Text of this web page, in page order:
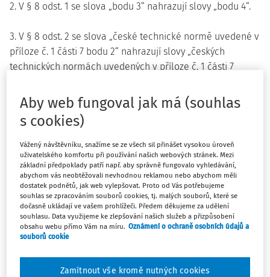
2. V § 8 odst. 1 se slova „bodu 3“ nahrazují slovy „bodu 4“.
3. V § 8 odst. 2 se slova „české technické normě uvedené v
příloze č. 1 části 7 bodu 2“ nahrazují slovy „českých
technických normách uvedených v příloze č. 1 části 7
4. V § 9 odstavec 1 zní:
ochraně osob, zvířat nebo majetku, musí být navrženo tak,
aby byla při požáru zajištěna dodávka elektrické energie
za podmínek stanovených českými technickými normami
uvedenými v příloze č. 1 části 1 bodech 1, 2 a 12 a části 4
bodu 1. Druhy a vlastnosti volně vedených vodičů a kabelů
elektrických rozvodů jsou uvedeny v příloze č. 2.“.
bezpečnostním značením podle české technické normy
Aby web fungoval jak má (souhlas
s cookies)
Vážený návštěvníku, snažíme se ze všech sil přinášet vysokou úroveň
uživatelského komfortu při používání našich webových stránek. Mezi
základní předpoklady patří např. aby správně fungovalo vyhledávání,
abychom vás neobtěžovali nevhodnou reklamou nebo abychom měli
dostatek podnětů, jak web vylepšovat. Proto od Vás potřebujeme
souhlas se zpracováním souborů cookies, tj. malých souborů, které se
dočasně ukládají ve vašem prohlížeči. Předem děkujeme za udělení
souhlasu. Data využijeme ke zlepšování našich služeb a přizpůsobení
obsahu webu přímo Vám na míru. Oznámení o ochraně osobních údajů a
souborů cookie
Zamítnout vše kromě nutných cookies